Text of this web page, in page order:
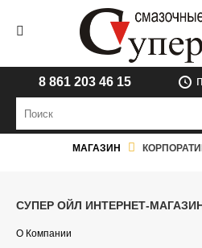
8 861 203 46 15
МАГАЗИН
СУПЕР ОЙЛ ИНТЕРНЕТ-
О Компании